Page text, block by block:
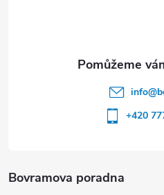
Bovramova poradna
info@
+420